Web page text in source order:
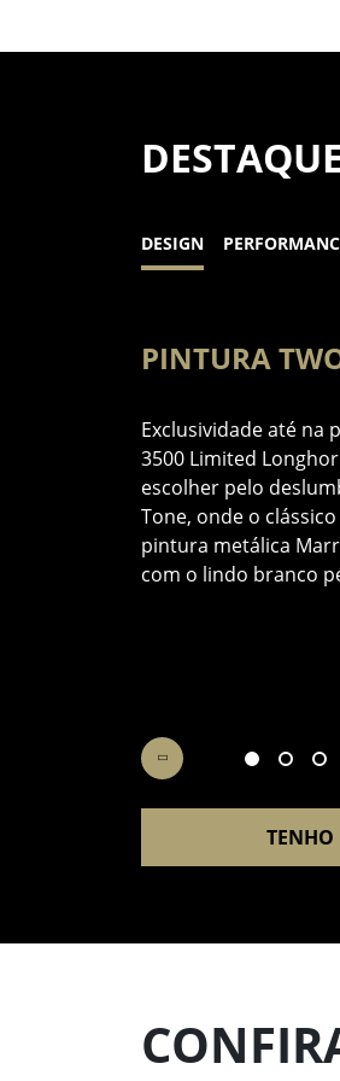
DESIGN
PINTURA
Exclusividade até na
3500 Limited
escolher pelo
Tone, onde o
pintura metálica
com o lindo branco
TENHO